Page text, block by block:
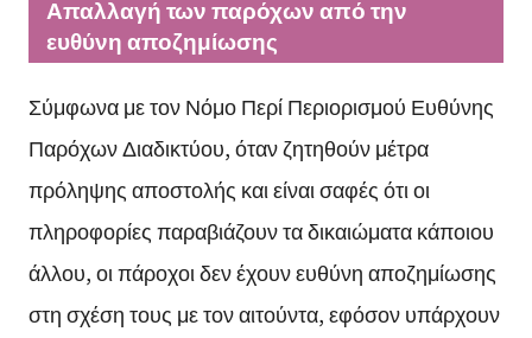
Απαλλαγή των παρόχων από την
ευθύνη αποζημίωσης
Σύμφωνα με τον Νόμο Περί Περιορισμού Ευθύνης
Παρόχων Διαδικτύου, όταν ζητηθούν μέτρα
πρόληψης αποστολής και είναι σαφές ότι οι
πληροφορίες παραβιάζουν τα δικαιώματα κάποιου
άλλου, οι πάροχοι δεν έχουν ευθύνη αποζημίωσης
στη σχέση τους με τον αιτούντα, εφόσον υπάρχουν